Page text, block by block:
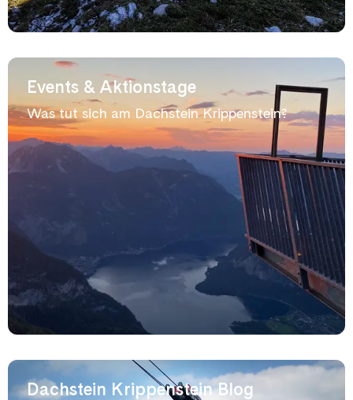
Events & Aktionstage
Was tut sich am Dachstein Krippenstein?
Dachstein Krippenstein Blog